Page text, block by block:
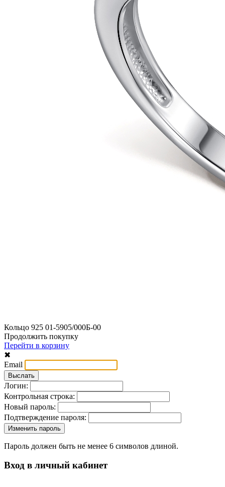
Кольцо 925 01-5905/000Б-00
Продолжить покупку
Перейти в корзину
✖
Email
Логин:
Контрольная строка:
Новый пароль:
Подтверждение пароля:
Пароль должен быть не менее 6 символов длиной.
Вход в личный кабинет